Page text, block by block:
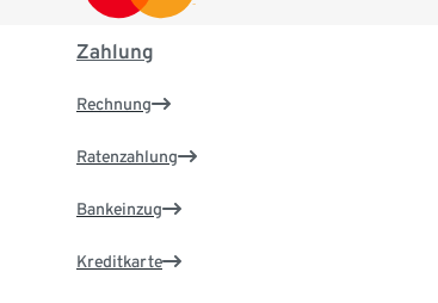
Zahlung
Rechnung
Ratenzahlung
Bankeinzug
Kreditkarte